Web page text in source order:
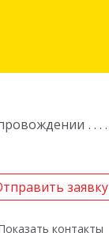
заявку
контакты
заявку
Назад